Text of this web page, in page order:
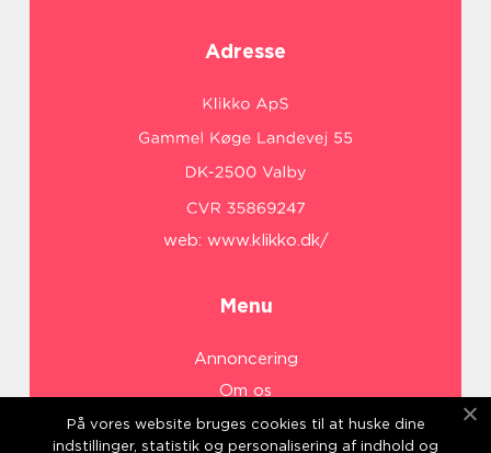
Adresse
web: www.klikko.dk/
Menu
Annoncering
Om os
Cookies
På vores website bruges cookies til at huske dine
indstillinger, statistik og personalisering af indhold og